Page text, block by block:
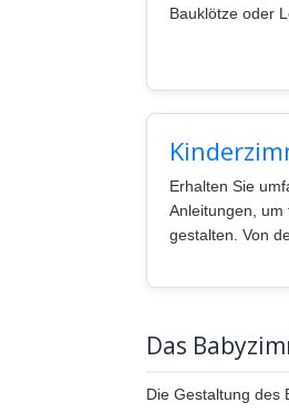
Bauklötze oder
Erhalten Sie
Anleitungen, um
gestalten. Von
Das
Die Gestaltung des